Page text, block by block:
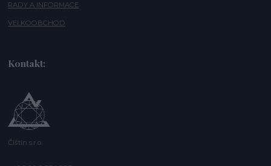
RADY A INFORMACE
VELKOOBCHOD
Kontakt:
Čištín s.r.o.